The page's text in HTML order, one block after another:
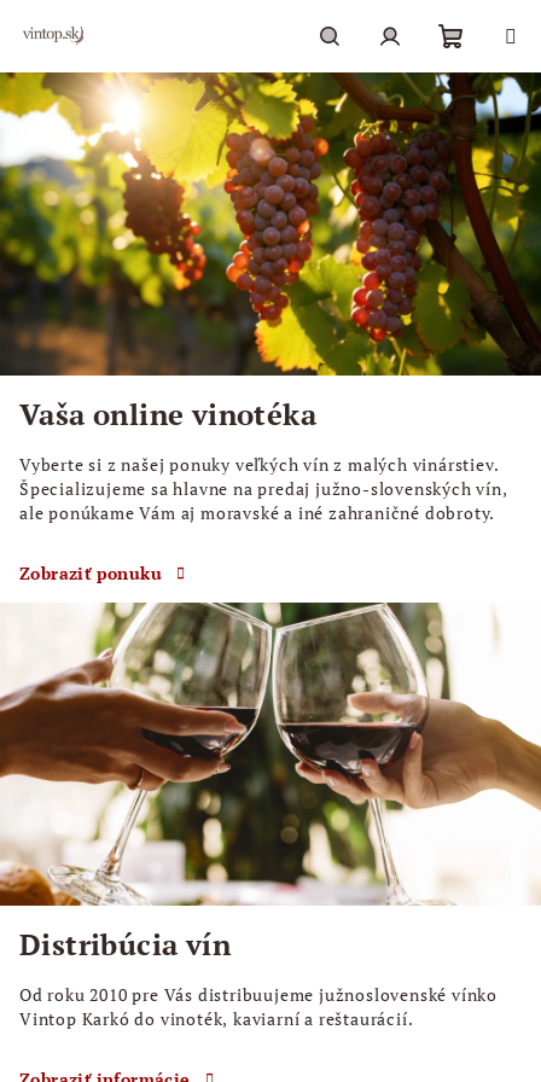
HľadaťPrihlásenie
košík
Vaša online vinotéka
Vyberte si z našej ponuky veľkých vín z malých vinárstiev.
Špecializujeme sa hlavne na predaj južno-slovenských vín,
ale ponúkame Vám aj moravské a iné zahraničné dobroty.
Zobraziť ponuku
Distribúcia vín
Od roku 2010 pre Vás distribuujeme južnoslovenské vínko
Vintop Karkó do vinoték, kaviarní a reštaurácií.